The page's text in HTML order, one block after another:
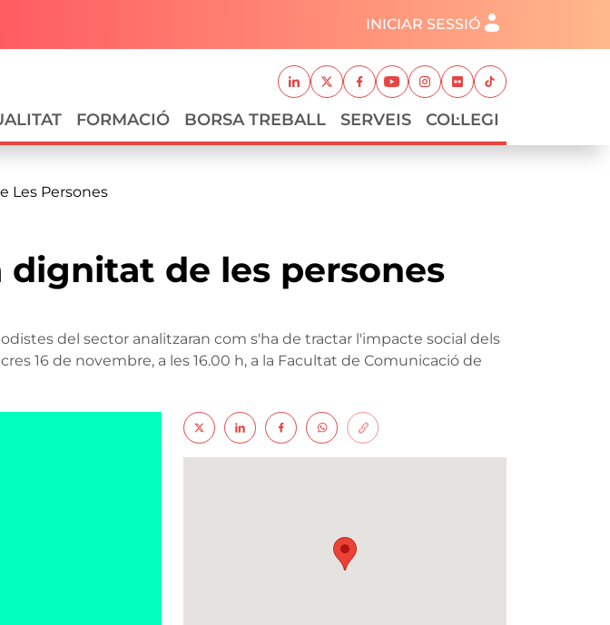
Menú del compte d'usuari
INICIAR SESSIÓ
Xarxes socials
LinkedinTwitterFacebook
YoutubeInstagram
FlickrTikTok
principal
FORMACIÓ BORSA TREBALL SERVEIS COL·LEGI
Les Persones
dignitat de les persones
del sector analitzaran com s'ha de tractar l'impacte social dels
16 de novembre, a les 16.00 h, a la Facultat de Comunicació de